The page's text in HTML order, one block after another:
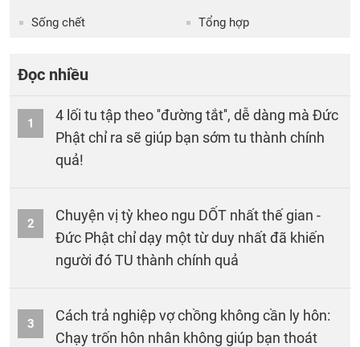
Sống chết Tổng hợp
Đọc nhiều
1
4 lối tu tập theo ''đường tắt'', dễ dàng mà Đức
Phật chỉ ra sẽ giúp bạn sớm tu thành chính
quả!
2
Chuyện vị tỳ kheo ngu DỐT nhất thế gian -
Đức Phật chỉ dạy một từ duy nhất đã khiến
người đó TU thành chính quả
3
Cách trả nghiệp vợ chồng không cần ly hôn:
Chạy trốn hôn nhân không giúp bạn thoát